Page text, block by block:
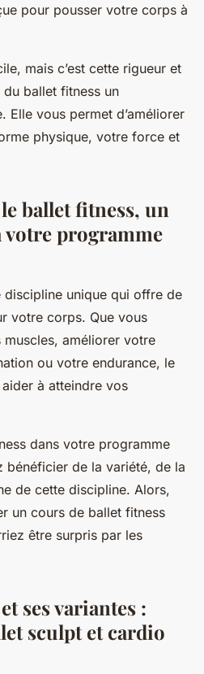
pour pousser votre corps à
mais c’est cette rigueur et
ballet fitness un
Elle vous permet d’améliorer
physique, votre force et
ballet fitness, un
votre programme
discipline unique qui offre de
votre corps. Que vous
améliorer votre
ou votre endurance, le
à atteindre vos
dans votre programme
bénéficier de la variété, de la
de cette discipline. Alors,
un cours de ballet fitness
être surpris par les
ses variantes :
sculpt et cardio